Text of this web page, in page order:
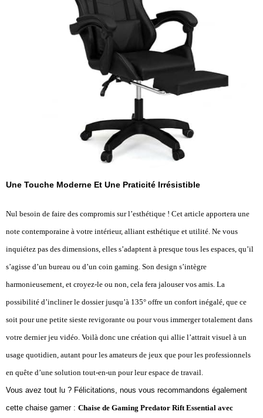
Une Touche Moderne Et Une Praticité Irrésistible
Nul besoin de faire des compromis sur l’esthétique ! Cet article apportera une
note contemporaine à votre intérieur, alliant esthétique et utilité. Ne vous
inquiétez pas des dimensions, elles s’adaptent à presque tous les espaces, qu’il
s’agisse d’un bureau ou d’un coin gaming. Son design s’intègre
harmonieusement, et croyez-le ou non, cela fera jalouser vos amis. La
possibilité d’incliner le dossier jusqu’à 135° offre un confort inégalé, que ce
soit pour une petite sieste revigorante ou pour vous immerger totalement dans
votre dernier jeu vidéo. Voilà donc une création qui allie l’attrait visuel à un
usage quotidien, autant pour les amateurs de jeux que pour les professionnels
en quête d’une solution tout-en-un pour leur espace de travail.
Vous avez tout lu ? Félicitations, nous vous recommandons également
cette chaise gamer : Chaise de Gaming Predator Rift Essential avec